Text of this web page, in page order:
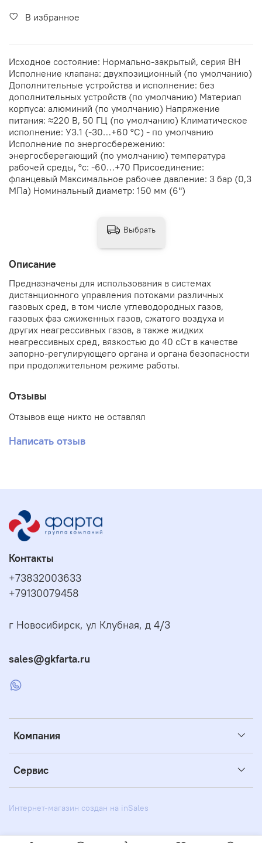
В избранное
Исходное состояние: Нормально-закрытый, серия ВН
Исполнение клапана: двухпозиционный (по умолчанию)
Дополнительные устройства и исполнение: без
дополнительных устройств (по умолчанию) Материал
корпуса: алюминий (по умолчанию) Напряжение
питания: ≈220 В, 50 ГЦ (по умолчанию) Климатическое
исполнение: У3.1 (-30…+60 °С) - по умолчанию
Исполнение по энергосбережению:
энергосберегающий (по умолчанию) температура
рабочей среды, °с: -60…+70 Присоединение:
фланцевый Максимальное рабочее давление: 3 бар (0,3
МПа) Номинальный диаметр: 150 мм (6")
Описание
Предназначены для использования в системах
дистанционного управления потоками различных
газовых сред, в том числе углеводородных газов,
газовых фаз сжиженных газов, сжатого воздуха и
других неагрессивных газов, а также жидких
неагрессивных сред, вязкостью до 40 сСт в качестве
запорно-регулирующего органа и органа безопасности
при продолжительном режиме работы.
Отзывы
Отзывов еще никто не оставлял
Написать отзыв
Выбрать
Компания
Сервис
Контакты
+73832003633
+79130079458
г Новосибирск, ул Клубная, д 4/3
sales@gkfarta.ru
Интернет-магазин создан на inSales